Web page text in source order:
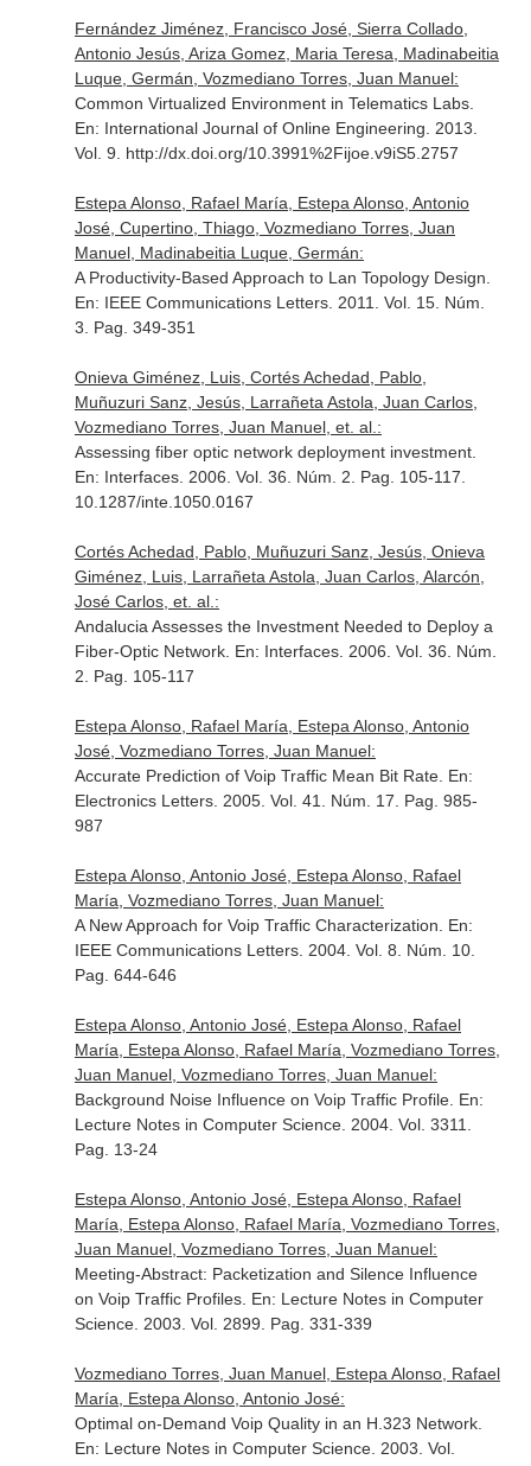
Fernández Jiménez, Francisco José, Sierra Collado,
Antonio Jesús, Ariza Gomez, Maria Teresa, Madinabeitia
Luque, Germán, Vozmediano Torres, Juan Manuel:
Common Virtualized Environment in Telematics Labs.
En: International Journal of Online Engineering . 2013.
Vol. 9. http://dx.doi.org/10.3991%2Fijoe.v9iS5.2757
Estepa Alonso, Rafael María, Estepa Alonso, Antonio
José, Cupertino, Thiago, Vozmediano Torres, Juan
Manuel, Madinabeitia Luque, Germán:
A Productivity-Based Approach to Lan Topology Design.
En: IEEE Communications Letters. 2011. Vol. 15. Núm.
3. Pag. 349-351
Onieva Giménez, Luis, Cortés Achedad, Pablo,
Muñuzuri Sanz, Jesús, Larrañeta Astola, Juan Carlos,
Vozmediano Torres, Juan Manuel, et. al.:
Assessing fiber optic network deployment investment.
En: Interfaces. 2006. Vol. 36. Núm. 2. Pag. 105-117.
10.1287/inte.1050.0167
Cortés Achedad, Pablo, Muñuzuri Sanz, Jesús, Onieva
Giménez, Luis, Larrañeta Astola, Juan Carlos, Alarcón,
José Carlos, et. al.:
Andalucia Assesses the Investment Needed to Deploy a
Fiber-Optic Network. En: Interfaces. 2006. Vol. 36. Núm.
2. Pag. 105-117
Estepa Alonso, Rafael María, Estepa Alonso, Antonio
José, Vozmediano Torres, Juan Manuel:
Accurate Prediction of Voip Traffic Mean Bit Rate. En:
Electronics Letters. 2005. Vol. 41. Núm. 17. Pag. 985-
987
Estepa Alonso, Antonio José, Estepa Alonso, Rafael
María, Vozmediano Torres, Juan Manuel:
A New Approach for Voip Traffic Characterization. En:
IEEE Communications Letters. 2004. Vol. 8. Núm. 10.
Pag. 644-646
Estepa Alonso, Antonio José, Estepa Alonso, Rafael
María, Estepa Alonso, Rafael María, Vozmediano Torres,
Juan Manuel, Vozmediano Torres, Juan Manuel:
Background Noise Influence on Voip Traffic Profile. En:
Lecture Notes in Computer Science. 2004. Vol. 3311.
Pag. 13-24
Estepa Alonso, Antonio José, Estepa Alonso, Rafael
María, Estepa Alonso, Rafael María, Vozmediano Torres,
Juan Manuel, Vozmediano Torres, Juan Manuel:
Meeting-Abstract: Packetization and Silence Influence
on Voip Traffic Profiles. En: Lecture Notes in Computer
Science. 2003. Vol. 2899. Pag. 331-339
Vozmediano Torres, Juan Manuel, Estepa Alonso, Rafael
María, Estepa Alonso, Antonio José:
Optimal on-Demand Voip Quality in an H.323 Network.
En: Lecture Notes in Computer Science. 2003. Vol.